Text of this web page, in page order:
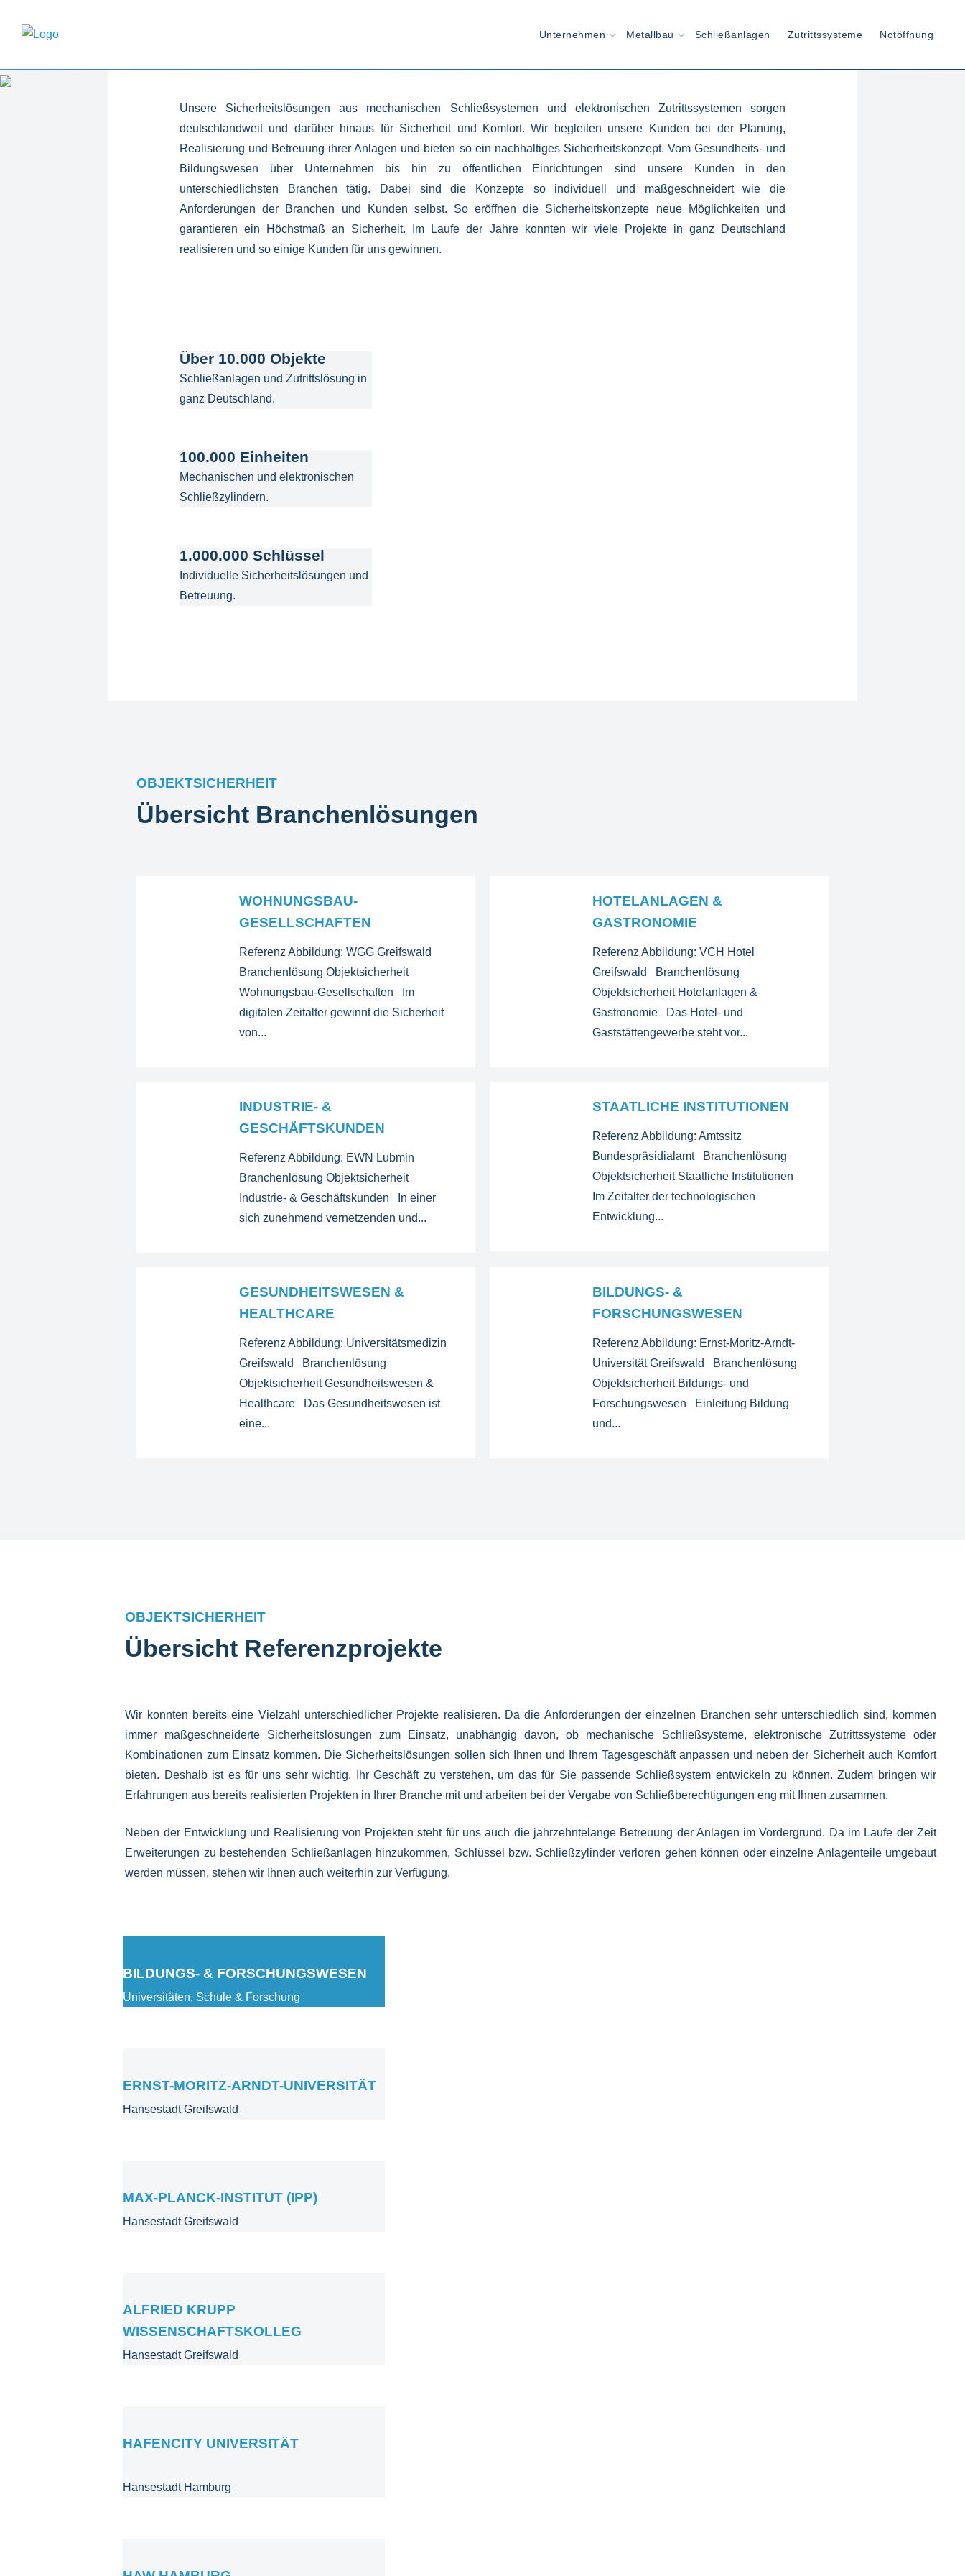
Unternehmen Metallbau Schließanlagen Zutrittssysteme Notöffnung
Referenzen & Branchenlösungen
Unsere Sicherheitslösungen aus mechanischen Schließsystemen und elektronischen Zutrittssystemen sorgen
deutschlandweit und darüber hinaus für Sicherheit und Komfort. Wir begleiten unsere Kunden bei der Planung,
Realisierung und Betreuung ihrer Anlagen und bieten so ein nachhaltiges Sicherheitskonzept. Vom Gesundheits- und
Bildungswesen über Unternehmen bis hin zu öffentlichen Einrichtungen sind unsere Kunden in den
unterschiedlichsten Branchen tätig. Dabei sind die Konzepte so individuell und maßgeschneidert wie die
Anforderungen der Branchen und Kunden selbst. So eröffnen die Sicherheitskonzepte neue Möglichkeiten und
garantieren ein Höchstmaß an Sicherheit. Im Laufe der Jahre konnten wir viele Projekte in ganz Deutschland
realisieren und so einige Kunden für uns gewinnen.
Über 10.000 Objekte
Schließanlagen und Zutrittslösung in
ganz Deutschland.
100.000 Einheiten
Mechanischen und elektronischen
Schließzylindern.
1.000.000 Schlüssel
Individuelle Sicherheitslösungen und
Betreuung.
OBJEKTSICHERHEIT
Übersicht Branchenlösungen
WOHNUNGSBAU-
GESELLSCHAFTEN
Referenz Abbildung: WGG Greifswald
Branchenlösung Objektsicherheit
Wohnungsbau-Gesellschaften Im
digitalen Zeitalter gewinnt die Sicherheit
von...
HOTELANLAGEN &
GASTRONOMIE
Referenz Abbildung: VCH Hotel
Greifswald Branchenlösung
Objektsicherheit Hotelanlagen &
Gastronomie Das Hotel- und
Gaststättengewerbe steht vor...
INDUSTRIE- &
GESCHÄFTSKUNDEN
Referenz Abbildung: EWN Lubmin
Branchenlösung Objektsicherheit
Industrie- & Geschäftskunden In einer
sich zunehmend vernetzenden und...
STAATLICHE INSTITUTIONEN
Referenz Abbildung: Amtssitz
Bundespräsidialamt Branchenlösung
Objektsicherheit Staatliche Institutionen
Im Zeitalter der technologischen
Entwicklung...
GESUNDHEITSWESEN &
HEALTHCARE
Referenz Abbildung: Universitätsmedizin
Greifswald Branchenlösung
Objektsicherheit Gesundheitswesen &
Healthcare Das Gesundheitswesen ist
eine...
BILDUNGS- &
FORSCHUNGSWESEN
Referenz Abbildung: Ernst-Moritz-Arndt-
Universität Greifswald Branchenlösung
Objektsicherheit Bildungs- und
Forschungswesen Einleitung Bildung
und...
OBJEKTSICHERHEIT
Übersicht Referenzprojekte
Wir konnten bereits eine Vielzahl unterschiedlicher Projekte realisieren. Da die Anforderungen der einzelnen Branchen sehr unterschiedlich sind, kommen
immer maßgeschneiderte Sicherheitslösungen zum Einsatz, unabhängig davon, ob mechanische Schließsysteme, elektronische Zutrittssysteme oder
Kombinationen zum Einsatz kommen. Die Sicherheitslösungen sollen sich Ihnen und Ihrem Tagesgeschäft anpassen und neben der Sicherheit auch Komfort
bieten. Deshalb ist es für uns sehr wichtig, Ihr Geschäft zu verstehen, um das für Sie passende Schließsystem entwickeln zu können. Zudem bringen wir
Erfahrungen aus bereits realisierten Projekten in Ihrer Branche mit und arbeiten bei der Vergabe von Schließberechtigungen eng mit Ihnen zusammen.
Neben der Entwicklung und Realisierung von Projekten steht für uns auch die jahrzehntelange Betreuung der Anlagen im Vordergrund. Da im Laufe der Zeit
Erweiterungen zu bestehenden Schließanlagen hinzukommen, Schlüssel bzw. Schließzylinder verloren gehen können oder einzelne Anlagenteile umgebaut
werden müssen, stehen wir Ihnen auch weiterhin zur Verfügung.
BILDUNGS- & FORSCHUNGSWESEN
Universitäten, Schule & Forschung
ERNST-MORITZ-ARNDT-UNIVERSITÄT
Hansestadt Greifswald
MAX-PLANCK-INSTITUT (IPP)
Hansestadt Greifswald
ALFRIED KRUPP
WISSENSCHAFTSKOLLEG
Hansestadt Greifswald
HAFENCITY UNIVERSITÄT
Hansestadt Hamburg